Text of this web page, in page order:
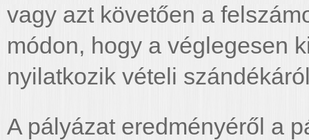
vagy azt követően a
módon, hogy a véglegesen
nyilatkozik vételi
A pályázat eredményéről a